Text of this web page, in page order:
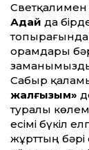
Светқалимен
Адай да
орамдары
Сабыр
жалғызым»
туралы
есімі бүкіл
жұрттың бәрі